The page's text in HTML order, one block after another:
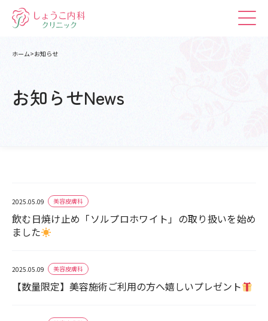
ホーム お知らせ
お知らせNews
2025.05.09 美容皮膚科
飲む日焼け止め「ソルプロホワイト」の取り扱いを始め
ました
2025.05.09 美容皮膚科
【数量限定】美容施術ご利用の方へ嬉しいプレゼント